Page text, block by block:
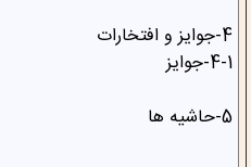
4-جوایز و افتخارات
4-1-جوایز
5-حاشیه ها